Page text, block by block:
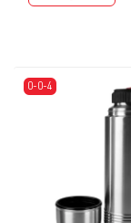
0-0-4